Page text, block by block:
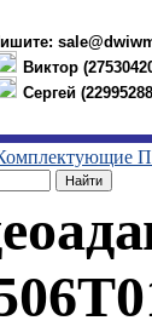
Виктор
Сергей